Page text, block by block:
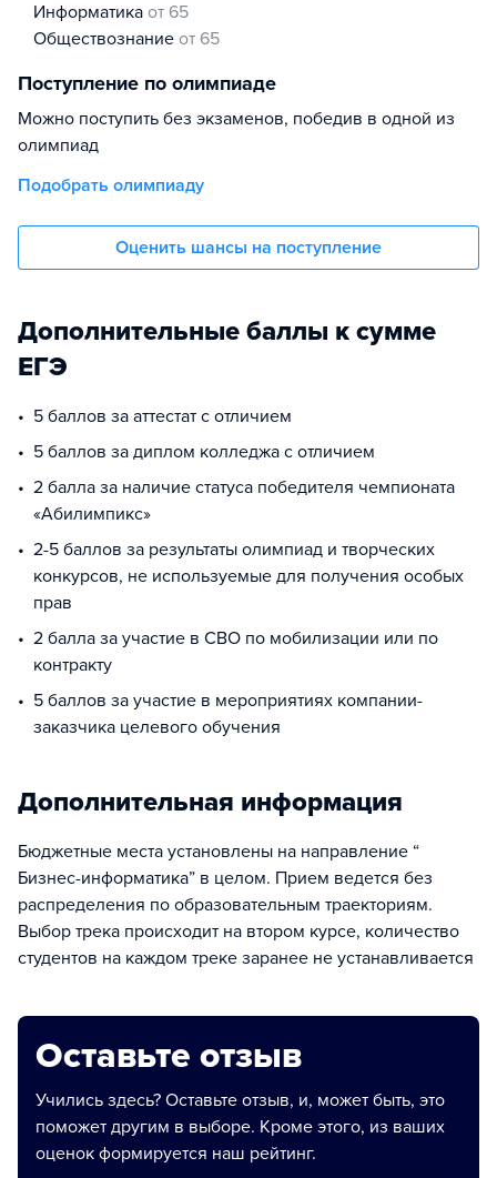
информатика от 65
обществознание от 65
Поступление по олимпиаде
Можно поступить без экзаменов, победив в одной из
олимпиад
Подобрать олимпиаду
Оценить шансы на поступление
Дополнительные баллы к сумме
ЕГЭ
5 баллов за аттестат с отличием
5 баллов за диплом колледжа с отличием
2 балла за наличие статуса победителя чемпионата
«Абилимпикс»
2-5 баллов за результаты олимпиад и творческих
конкурсов, не используемые для получения особых
прав
2 балла за участие в СВО по мобилизации или по
контракту
5 баллов за участие в мероприятиях компании-
заказчика целевого обучения
Дополнительная информация
Бюджетные места установлены на направление “
Бизнес-информатика” в целом. Прием ведется без
распределения по образовательным траекториям.
Выбор трека происходит на втором курсе, количество
студентов на каждом треке заранее не устанавливается
Оставьте отзыв
Учились здесь? Оставьте отзыв, и, может быть, это
поможет другим в выборе. Кроме этого, из ваших
оценок формируется наш рейтинг.